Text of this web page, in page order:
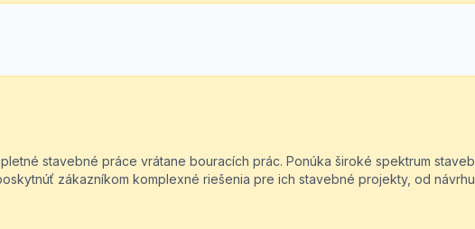
stavebné práce vrátane bouracích prác. Ponúka široké spektrum
zákazníkom komplexné riešenia pre ich stavebné projekty, od